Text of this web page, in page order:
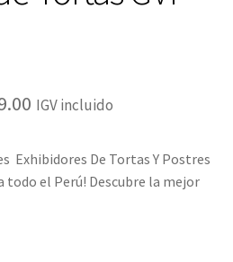
El
actual
IGV incluido
Exhibidores De Tortas Y Postres
todo el Perú! Descubre la mejor